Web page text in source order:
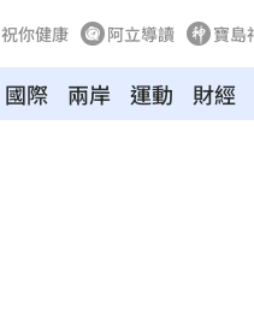
祝你健康 阿立導讀 寶島
國際 兩岸 運動 財經